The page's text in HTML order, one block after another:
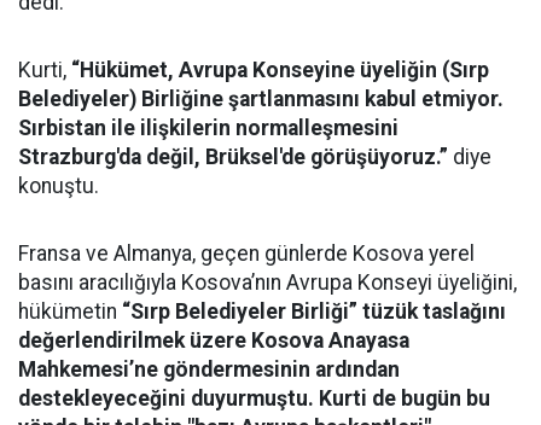
Kurti, “Hükümet, Avrupa Konseyine üyeliğin (Sırp
Belediyeler) Birliğine şartlanmasını kabul etmiyor.
Sırbistan ile ilişkilerin normalleşmesini
Strazburg'da değil, Brüksel'de görüşüyoruz.” diye
konuştu.
Fransa ve Almanya, geçen günlerde Kosova yerel
basını aracılığıyla Kosova’nın Avrupa Konseyi üyeliğini,
hükümetin “Sırp Belediyeler Birliği” tüzük taslağını
değerlendirilmek üzere Kosova Anayasa
Mahkemesi’ne göndermesinin ardından
destekleyeceğini duyurmuştu. Kurti de bugün bu